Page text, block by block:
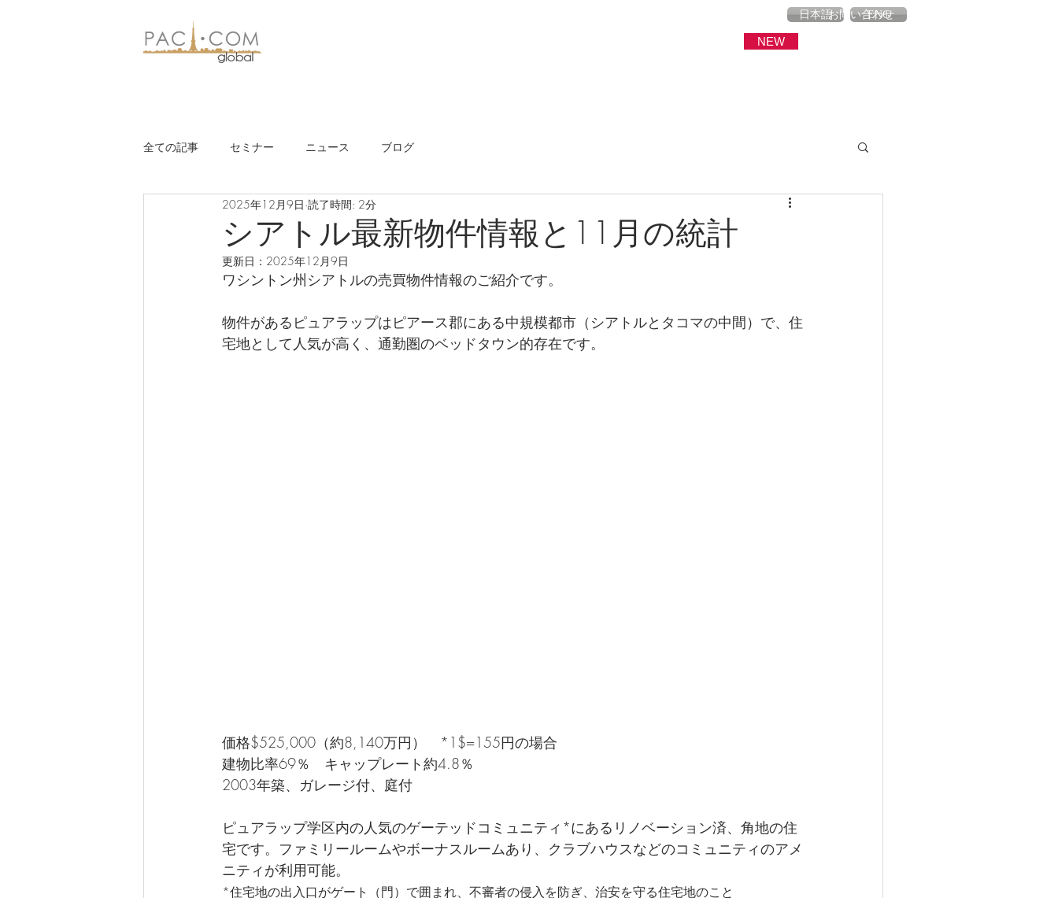
日本語 ENG
お問い合わせ
NEW
全ての記事 セミナー ニュース ブログ
シアトル最新物件情報と11月の統計
2025年12月9日 読了時間: 2分
更新日： 2025年12月9日
ワシントン州シアトルの売買物件情報のご紹介です。
物件があるピュアラップはピアース郡にある中規模都市（シアトルとタコマの中間）で、住
宅地として人気が高く、通勤圏のベッドタウン的存在です。
価格$525,000（約8,140万円）　*1$=155円の場合
建物比率69％　キャップレート約4.8％
2003年築、ガレージ付、庭付
ピュアラップ学区内の人気のゲーテッドコミュニティ*にあるリノベーション済、角地の住
宅です。ファミリールームやボーナスルームあり、クラブハウスなどのコミュニティのアメ
ニティが利用可能。
*住宅地の出入口がゲート（門）で囲まれ、不審者の侵入を防ぎ、治安を守る住宅地のこと